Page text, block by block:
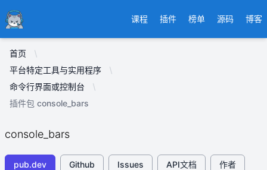
Ducafecat 课程 插件 榜单 源码 博客
首页
平台特定工具与实用程序
命令行界面或控制台
插件包 console_bars
console_bars
pub.dev Github Issues API文档 作者